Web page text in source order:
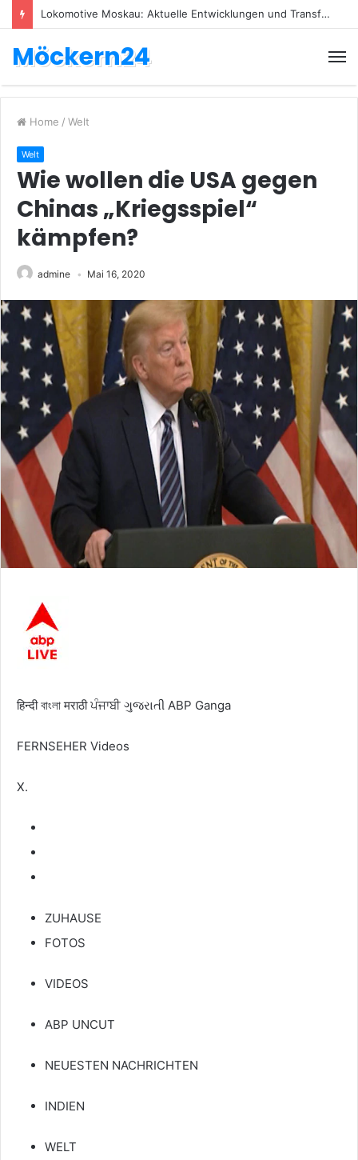
Lokomotive Moskau: Aktuelle Entwicklungen und Transfers
Möckern24
Home / Welt
Welt
Wie wollen die USA gegen
Chinas „Kriegsspiel“
kämpfen?
admine Mai 16, 2020
हिन्दीবাংলাमराठीਪੰਜਾਬੀ ગુજરાતી ABP Ganga
FERNSEHER Videos
X.
ZUHAUSE
FOTOS
VIDEOS
ABP UNCUT
NEUESTEN NACHRICHTEN
INDIEN
WELT